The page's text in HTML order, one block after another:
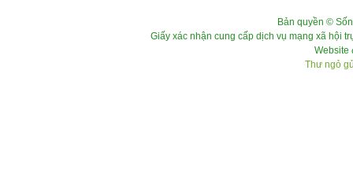
Bản quyền ©
Giấy xác nhận cung cấp dịch vụ mạng xã hội
Website
Thư ngỏ